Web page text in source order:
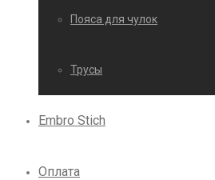
Пояса для чулок
Трусы
Embro Stich
Оплата